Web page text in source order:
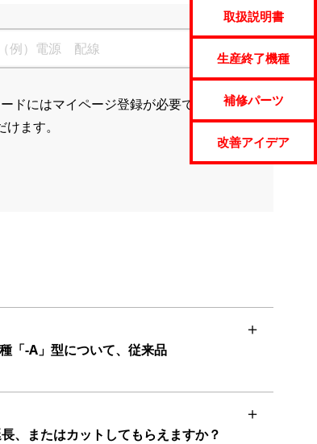
取扱説明書
生産終了機種
補修パーツ
改善アイデア
ドにはマイページ登録が必要です。
ます。
「-A」型について、従来品
、またはカットしてもらえますか？